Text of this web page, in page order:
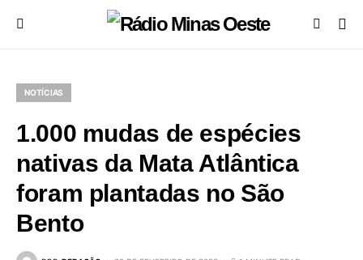
NOTÍCIAS
1.000 mudas de espécies
nativas da Mata Atlântica
foram plantadas no São
Bento